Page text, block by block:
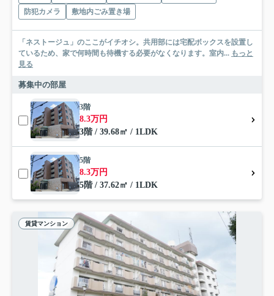
防犯カメラ
敷地内ごみ置き場
「ネストージュ」のここがイチオシ。共用部には宅配ボックスを設置し
ているため、家で何時間も待機する必要がなくなります。室内... もっと
見る
募集中の部屋
3階
8.3万円
3階 / 39.68㎡ / 1LDK
5階
8.3万円
5階 / 37.62㎡ / 1LDK
賃貸マンション